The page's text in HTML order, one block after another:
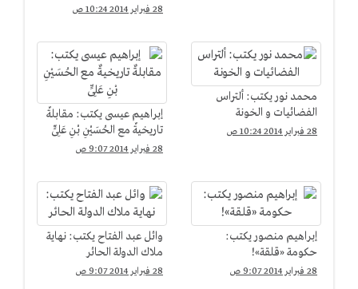
28 فبراير 2014 10:24 ص
محمد نور يكتب: ألتراس
الفضائيات و الخونة
28 فبراير 2014 10:24 ص
إبراهيم عيسى يكتب: مقابلةٌ
تاريخيةٌ مع الحُسَيْنِ بْنِ عَلِىٍّ
28 فبراير 2014 9:07 ص
إبراهيم منصور يكتب:
حكومة «قلقة»!
28 فبراير 2014 9:07 ص
وائل عبد الفتاح يكتب: نهاية
ملاك الدولة الحائر
28 فبراير 2014 9:07 ص